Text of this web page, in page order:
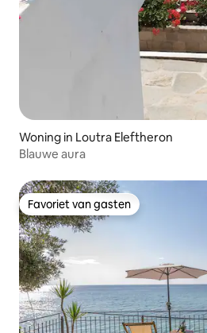
Woning in Loutra Eleftheron
Blauwe aura
Favoriet van gasten
Favoriet van gasten